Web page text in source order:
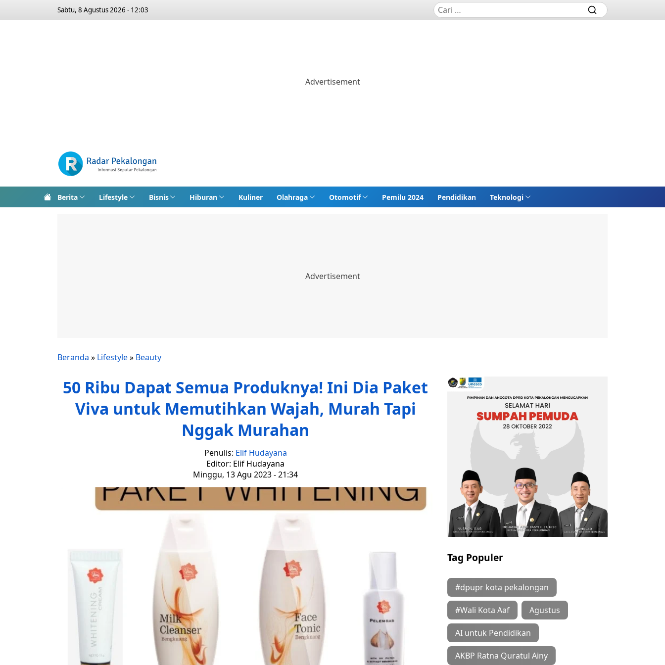
Sabtu, 8 Agustus 2026 - 12:03
Berita Lifestyle Bisnis Hiburan Kuliner Olahraga Otomotif Pemilu 2024 Pendidikan Teknologi
Beranda » Lifestyle» Beauty
50 Ribu Dapat Semua Produknya! Ini Dia Paket
Viva untuk Memutihkan Wajah, Murah Tapi
Nggak Murahan
Penulis: Elif Hudayana
Editor: Elif Hudayana
Minggu, 13 Agu 2023 - 21:34
Tag Populer
#dpupr kota pekalongan
#Wali Kota Aaf Agustus
AI untuk Pendidikan
AKBP Ratna Quratul Ainy